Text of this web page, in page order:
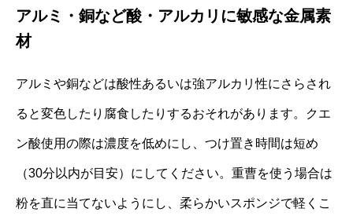
アルミ・銅など酸・アルカリに敏感な金属素
材
アルミや銅などは酸性あるいは強アルカリ性にさらされ
ると変色したり腐食したりするおそれがあります。クエ
ン酸使用の際は濃度を低めにし、つけ置き時間は短め
（30分以内が目安）にしてください。重曹を使う場合は
粉を直に当てないようにし、柔らかいスポンジで軽くこ